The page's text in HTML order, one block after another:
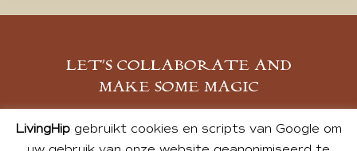
LET’S COLLABORATE AND
MAKE SOME MAGIC
MELD JE AAN
LivingHipgebruikt cookies en scripts van Google om